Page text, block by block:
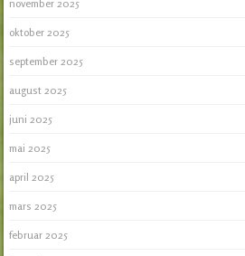
november 2025
oktober 2025
september 2025
august 2025
juni 2025
mai 2025
april 2025
mars 2025
februar 2025